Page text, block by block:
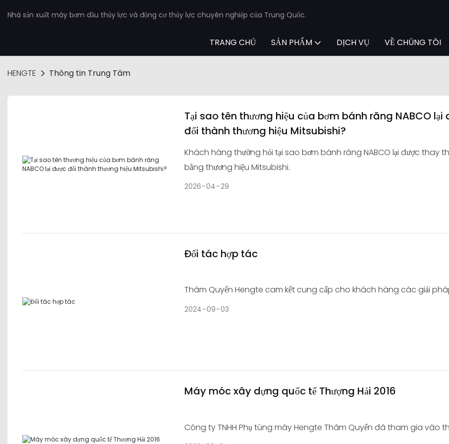
Nhà sản xuất máy bơm dầu thủy lực và động cơ thủy lực chuyên nghiệp của Trung Quốc.
TRANG CHỦ SẢN PHẨM DỊCH VỤ VỀ CHÚNG TÔI
HENGTE Thông tin Trung Tâm
Tại sao tên thương hiệu của bơm bánh răng NABCO lại
đổi thành thương hiệu Mitsubishi?
Khách hàng thường hỏi tại sao bơm bánh răng NABCO lại được thay
bằng thương hiệu Mitsubishi.
2026 04 29
Đối tác hợp tác
Thâm Quyến Hengte cam kết cung cấp cho khách hàng các giải
lực đáng tin cậy
2024 09 03
Máy móc xây dựng quốc tế Thượng Hải 2016
Công ty TNHH Phụ tùng máy Hengte Thâm Quyến đã tham gia vào